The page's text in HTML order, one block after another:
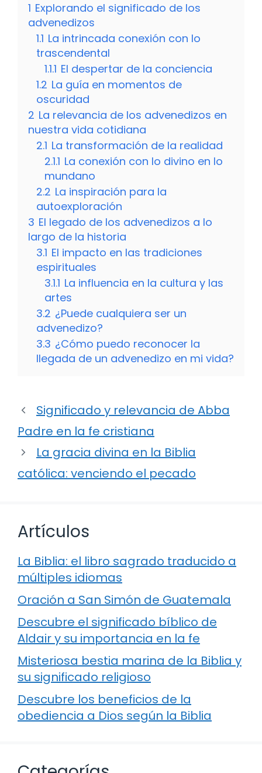
1 Explorando el significado de los
advenedizos
1.1 La intrincada conexión con lo
trascendental
1.1.1 El despertar de la conciencia
1.2 La guía en momentos de
oscuridad
2 La relevancia de los advenedizos en
nuestra vida cotidiana
2.1 La transformación de la realidad
2.1.1 La conexión con lo divino en lo
mundano
2.2 La inspiración para la
autoexploración
3 El legado de los advenedizos a lo
largo de la historia
3.1 El impacto en las tradiciones
espirituales
3.1.1 La influencia en la cultura y las
artes
3.2 ¿Puede cualquiera ser un
advenedizo?
3.3 ¿Cómo puedo reconocer la
llegada de un advenedizo en mi vida?
Significado y relevancia de Abba
Padre en la fe cristiana
La gracia divina en la Biblia
católica: venciendo el pecado
Artículos
La Biblia: el libro sagrado traducido a
múltiples idiomas
Oración a San Simón de Guatemala
Descubre el significado bíblico de
Aldair y su importancia en la fe
Misteriosa bestia marina de la Biblia y
su significado religioso
Descubre los beneficios de la
obediencia a Dios según la Biblia